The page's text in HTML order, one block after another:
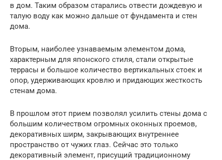
в дом. Таким образом старались отвести дождевую и
талую воду как можно дальше от фундамента и стен
дома.
Вторым, наиболее узнаваемым элементом дома,
характерным для японского стиля, стали открытые
террасы и большое количество вертикальных стоек и
опор, удерживающих кровлю и придающих жесткость
стенам дома.
В прошлом этот прием позволял усилить стены дома с
большим количеством огромных оконных проемов,
декоративных ширм, закрывающих внутреннее
пространство от чужих глаз. Сейчас это только
декоративный элемент, присущий традиционному